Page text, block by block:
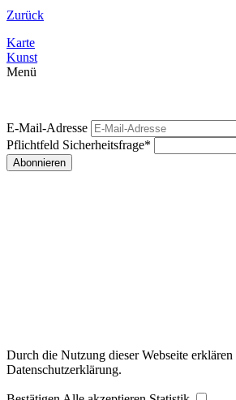
Zurück
Karte
Kunst
Menü
E-Mail-Adresse
Pflichtfeld Sicherheitsfrage*
Abonnieren
Durch die Nutzung dieser Webseite
Datenschutzerklärung.